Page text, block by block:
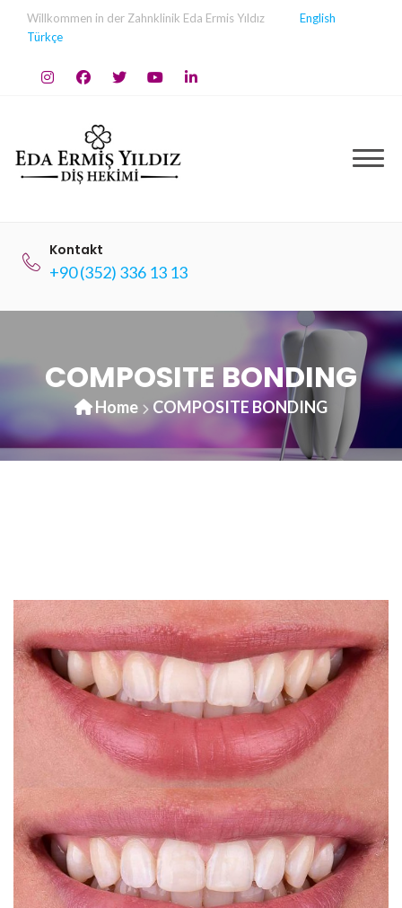
SkipWillkommen in der Zahnklinik Eda Ermis Yıldız
English
Türkçe
Kontakt
+90 (352) 336 13 13
COMPOSITE BONDING
Home COMPOSITE BONDING